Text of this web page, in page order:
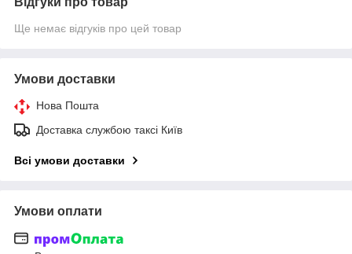
Ще немає відгуків про цей товар
Умови доставки
Нова Пошта
Доставка службою таксі Київ
Всі умови доставки
Умови оплати